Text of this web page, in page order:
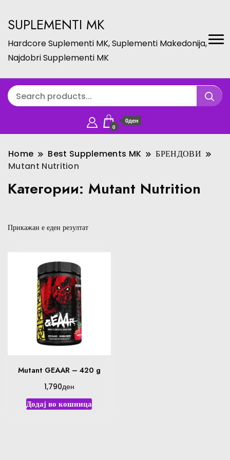
SUPLEMENTI MK
Hardcore Suplementi MK, Suplementi Makedonija,
Najdobri Supplementi MK
0
0ден
Home Best Supplements MK
БРЕНДОВИ
Mutant Nutrition
Категории: Mutant Nutrition
Прикажан е еден резултат
Mutant GEAAR – 420 g
1,790ден
Додај во кошница